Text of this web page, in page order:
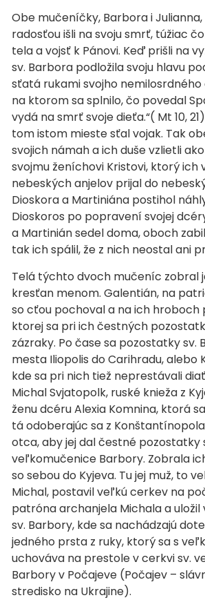
Obe mučeníčky, Barbora i
radosťou išli na svoju smrť, túžiac
tela a vojsť k Pánovi. Keď prišli na
sv. Barbora podložila svoju hlavu
sťatá rukami svojho
na ktorom sa splnilo, čo povedal
vydá na smrť svoje dieťa.“( Mt 10,
tom istom mieste sťal vojak. Tak
svojich námah a ich duše vzlietli
svojmu ženíchovi Kristovi, ktorý ich
nebeských anjelov prijal do
Dioskora a Martiniána postihol
Dioskoros po popravení svojej
a Martinián sedel doma, oboch
tak ich spálil, že z nich neostal ani
Telá týchto dvoch mučeníc zobral
kresťan menom. Galentián, na
so cťou pochoval a na ich hroboch
ktorej sa pri ich čestných
zázraky. Po čase sa pozostatky sv.
mesta Iliopolis do Carihradu, alebo
kde sa pri nich tiež neprestávali
Michal Svjatopolk, ruské knieža z
ženu dcéru Alexia Komnina, ktorá
tá odoberajúc sa z
otca, aby jej dal čestné pozostatky
veľkomučenice Barbory. Zobrala
so sebou do Kyjeva. Tu jej muž, to
Michal, postavil veľkú cerkev na
patróna archanjela Michala a
sv. Barbory, kde sa nachádzajú
jedného prsta z ruky, ktorý sa s
uchováva na prestole v cerkvi sv.
Barbory v Počajeve (Počajev –
stredisko na Ukrajine).